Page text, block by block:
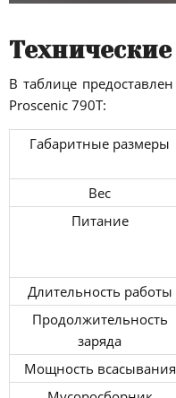
В таблице
Proscenic 790T:
Габаритные размеры
Вес
Питание
Длительность работы
Продолжительность
заряда
Мощность всасывания